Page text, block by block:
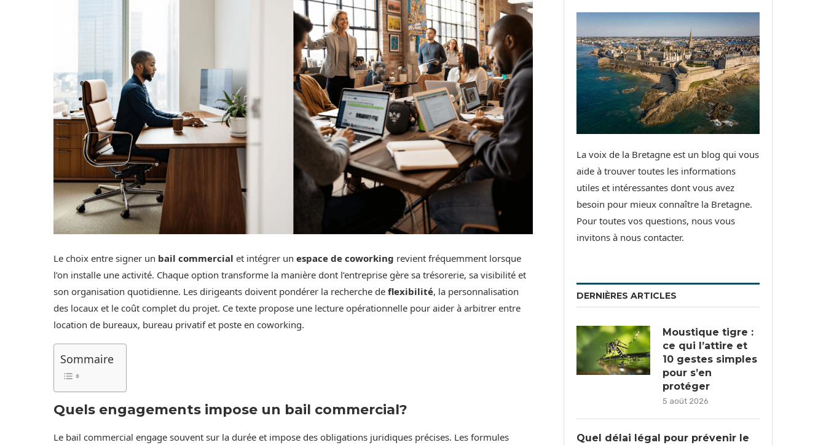
Le choix entre signer un bail commercial et intégrer un espace de coworking revient fréquemment lorsque
l’on installe une activité. Chaque option transforme la manière dont l’entreprise gère sa trésorerie, sa visibilité et
son organisation quotidienne. Les dirigeants doivent pondérer la recherche de flexibilité, la personnalisation
des locaux et le coût complet du projet. Ce texte propose une lecture opérationnelle pour aider à arbitrer entre
location de bureaux, bureau privatif et poste en coworking.
Sommaire
Quels engagements impose un bail commercial?
Le bail commercial engage souvent sur la durée et impose des obligations juridiques précises. Les formules
La voix de la Bretagne est un blog qui vous
aide à trouver toutes les informations
utiles et intéressantes dont vous avez
besoin pour mieux connaître la Bretagne.
Pour toutes vos questions, nous vous
invitons à nous contacter.
DERNIÈRES ARTICLES
Moustique tigre :
ce qui l’attire et
10 gestes simples
pour s’en
protéger
5 août 2026
Quel délai légal pour prévenir le